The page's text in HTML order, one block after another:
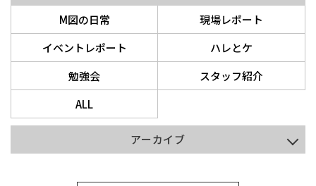
M図の日常
現場レポート
イベントレポート
ハレとケ
勉強会
スタッフ紹介
ALL
アーカイブ